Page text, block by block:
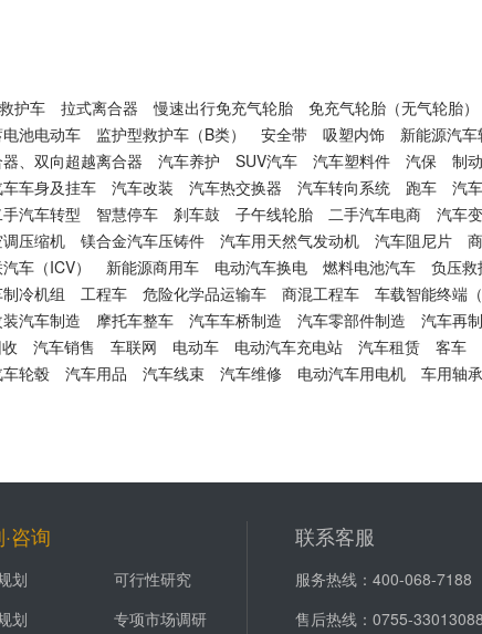
救护车 拉式离合器 慢速出行免充气轮胎 免充气轮胎（无气轮胎）
池电动车 监护型救护车（B类） 安全带 吸塑内饰 新能源汽车
、双向超越离合器 汽车养护 SUV汽车 汽车塑料件 汽保
制
车身及挂车 汽车改装 汽车热交换器 汽车转向系统 跑车 汽
汽车转型 智慧停车 刹车鼓 子午线轮胎 二手汽车电商
汽车
压缩机 镁合金汽车压铸件 汽车用天然气发动机 汽车阻尼片
车（ICV） 新能源商用车 电动汽车换电 燃料电池汽车 负压救
冷机组 工程车 危险化学品运输车 商混工程车 车载智能终端（
汽车制造 摩托车整车 汽车车桥制造 汽车零部件制造 汽车再
汽车销售 车联网 电动车 电动汽车充电站 汽车租赁 客车
轮毂 汽车用品 汽车线束 汽车维修 电动汽车用电机 车用轴承
咨询
划
可行性研究
划
专项市场调研
联系客服
服务热线： 400-068-7188
售后热线： 0755-33013088